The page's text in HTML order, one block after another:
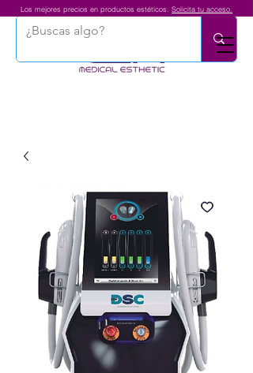
Los mejores precios en productos estéticos. Solicita tu acceso.